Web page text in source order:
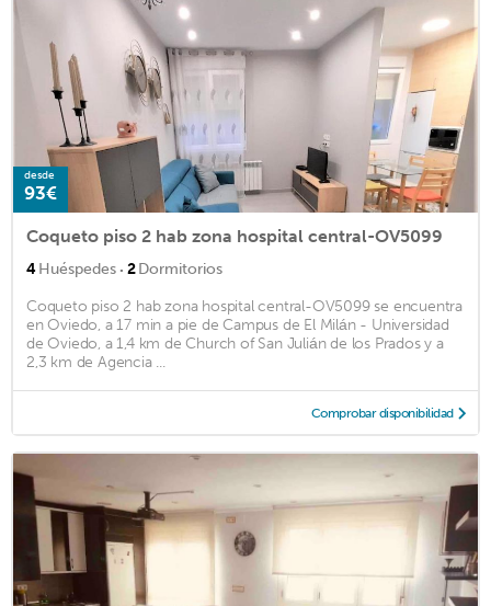
desde
93€
Coqueto piso 2 hab zona hospital central-OV5099
4Huéspedes · 2Dormitorios
Coqueto piso 2 hab zona hospital central-OV5099 se encuentra
en Oviedo, a 17 min a pie de Campus de El Milán - Universidad
de Oviedo, a 1,4 km de Church of San Julián de los Prados y a
2,3 km de Agencia ...
Comprobar disponibilidad